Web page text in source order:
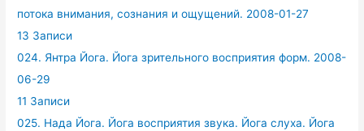
потока внимания, сознания и ощущений. 2008-01-27
13 Записи
024. Янтра Йога. Йога зрительного восприятия форм. 2008-
06-29
11 Записи
025. Нада Йога. Йога восприятия звука. Йога слуха. Йога